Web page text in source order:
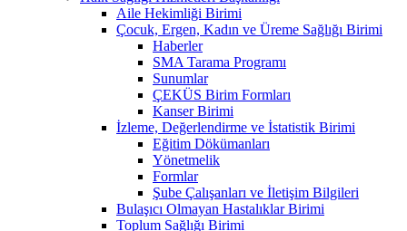
Aile Hekimliği Birimi
Çocuk, Ergen, Kadın ve Üreme Sağlığı Birimi
Haberler
SMA Tarama Programı
Sunumlar
ÇEKÜS Birim Formları
Kanser Birimi
İzleme, Değerlendirme ve İstatistik Birimi
Eğitim Dökümanları
Yönetmelik
Formlar
Şube Çalışanları ve İletişim Bilgileri
Bulaşıcı Olmayan Hastalıklar Birimi
Toplum Sağlığı Birimi